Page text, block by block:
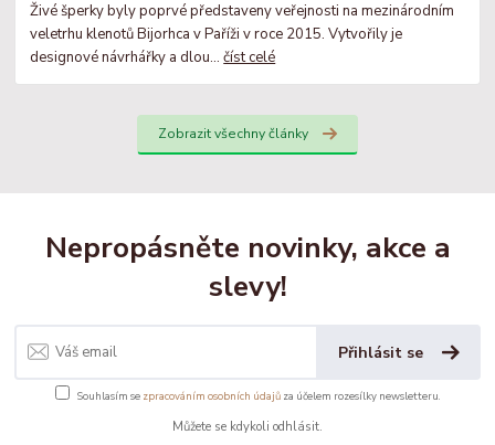
Živé šperky byly poprvé představeny veřejnosti na mezinárodním
veletrhu klenotů Bijorhca v Paříži v roce 2015. Vytvořily je
designové návrhářky a dlou...číst celé
Zobrazit všechny články
Nepropásněte novinky, akce a
slevy!
Přihlásit se
Souhlasím se zpracováním osobních údajůza účelem rozesílky newsletteru.
Můžete se kdykoli odhlásit.